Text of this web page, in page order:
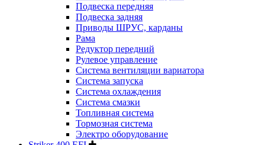
Подвеска передняя
Подвеска задняя
Приводы ШРУС, карданы
Рама
Редуктор передний
Рулевое управление
Система вентиляции вариатора
Система запуска
Система охлаждения
Система смазки
Топливная система
Тормозная система
Электро оборудование